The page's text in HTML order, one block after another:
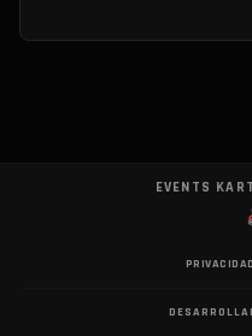
EVENTS
PRIVACIDAD